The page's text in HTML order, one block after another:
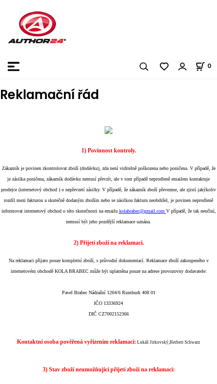
0
Reklamační řád
1) Povinnost kontroly.
Zákazník je povinen zkontrolovat zboží (dodávku), zda není viditelně poškozena nebo poničena. V případě, že
je zásilka poničena, zákazník dodávku nemusí převzít, ale v tom případě neprodleně emailem kontaktuje
prodejce (internetový obchod ) o nepřevzetí zásilky. V případě, že zákazník zboží převezme, ale zjistí jakýkoliv
rozdíl mezi fakturou a skutečně dodaným zbožím nebo se zásilkou fakturu neobdržel, je povinen neprodleně
informovat internetový obchod o této skutečnosti na emailu kolabrabec@gmail.com V případě, že tak neučiní,
nemusí být jeho pozdější reklamace uznána.
2) Přijetí zboží na reklamaci.
Na reklamaci přijato pouze kompletní zboží, s průvodní dokumentací. Reklamace zboží zakoupeného v
internetovém obchodě KOLA BRABEC může být uplatněna pouze na adrese provozovny dodavatele:
Pavel Brabec Nádražní 1264/6 Rumburk 408 01
IČO 13336924
DIČ CZ7002152366
Kontaktní osoba pověřená vyřízením reklamací: Lukáš Jirkovský,Herbert Schwarz
3) Stav zboží neumožňující přijetí zboží na reklamaci: